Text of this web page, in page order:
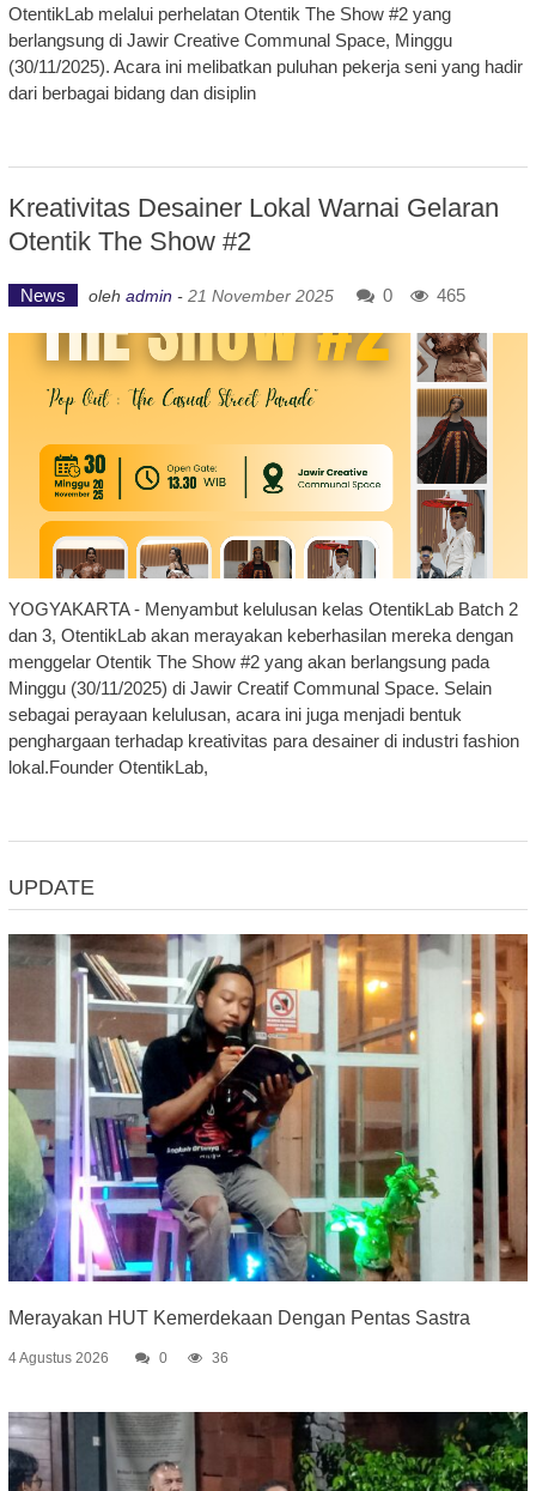
OtentikLab melalui perhelatan Otentik The Show #2 yang
berlangsung di Jawir Creative Communal Space, Minggu
(30/11/2025). Acara ini melibatkan puluhan pekerja seni yang hadir
dari berbagai bidang dan disiplin
Kreativitas Desainer Lokal Warnai Gelaran
Otentik The Show #2
News oleh admin - 21 November 2025 0 465
YOGYAKARTA - Menyambut kelulusan kelas OtentikLab Batch 2
dan 3, OtentikLab akan merayakan keberhasilan mereka dengan
menggelar Otentik The Show #2 yang akan berlangsung pada
Minggu (30/11/2025) di Jawir Creatif Communal Space. Selain
sebagai perayaan kelulusan, acara ini juga menjadi bentuk
penghargaan terhadap kreativitas para desainer di industri fashion
lokal.Founder OtentikLab,
UPDATE
Merayakan HUT Kemerdekaan Dengan Pentas Sastra
4 Agustus 2026 0 36